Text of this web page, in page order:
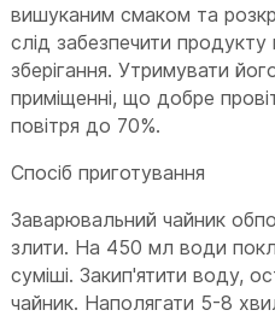
вишуканим смаком та
слід забезпечити продукту
зберігання. Утримувати
приміщенні, що добре
повітря до 70%.
Спосіб приготування
Заварювальний чайник
злити. На 450 мл води
суміші. Закип'ятити воду,
чайник. Наполягати 5-8